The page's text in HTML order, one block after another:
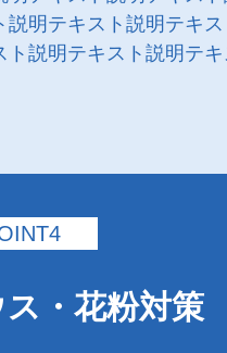
明テキスト説明テキス
説明テキスト説明テキ
・花粉対策